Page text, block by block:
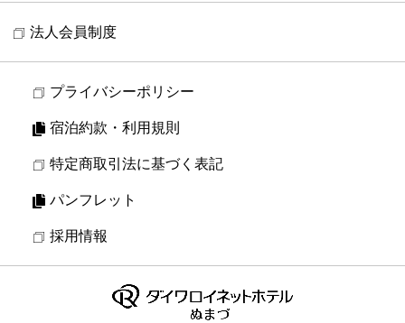
法人会員制度
プライバシーポリシー
宿泊約款・利用規則
特定商取引法に基づく表記
パンフレット
採用情報